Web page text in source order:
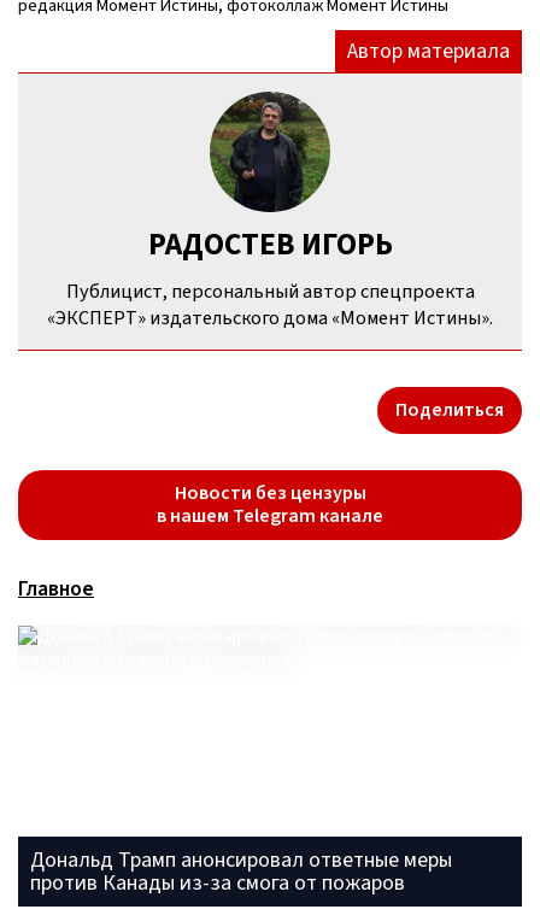
редакция Момент Истины, фотоколлаж Момент Истины
Автор материала
РАДОСТЕВ ИГОРЬ
Публицист, персональный автор спецпроекта
«ЭКСПЕРТ» издательского дома «Момент Истины».
Поделиться
Новости без цензуры
в нашем Telegram канале
Главное
Дональд Трамп анонсировал ответные меры
против Канады из-за смога от пожаров